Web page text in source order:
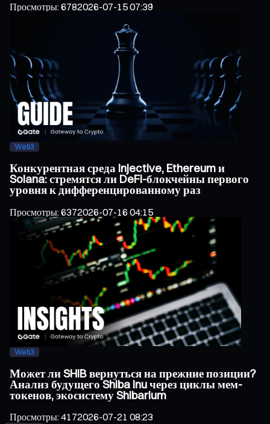
Просмотры:6782026-07-15 07:39
Web3
Конкурентная среда Injective, Ethereum и
Solana: стремятся ли DeFi-блокчейны первого
уровня к дифференцированному раз
Просмотры:6372026-07-16 04:15
Web3
Может ли SHIB вернуться на прежние позиции?
Анализ будущего Shiba Inu через циклы мем-
токенов, экосистему Shibarium
Просмотры:4172026-07-21 08:23